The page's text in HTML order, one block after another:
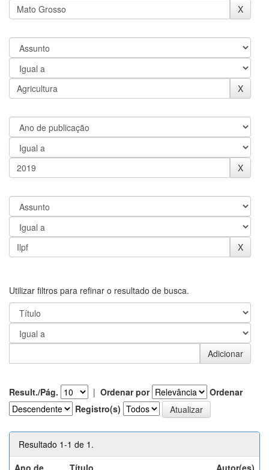
Utilizar filtros para refinar o resultado de busca.
Result./Pág. | Ordenar por
Ordenar
Registro(s)
Resultado 1-1 de 1.
Ano de
Título Autor(es)